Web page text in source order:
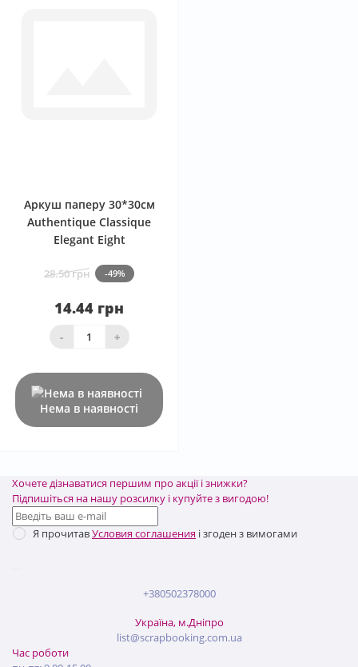
Аркуш паперу 30*30см
Authentique Classique
Elegant Eight
28.50 грн -49%
14.44 грн
- +
Нема в наявності
Хочете дізнаватися першим про акції і знижки?
Підпишіться на нашу розсилку і купуйте з вигодою!
Я прочитавУсловия соглашения і згоден з вимогами
+380502378000
Україна, м.Дніпро
list@scrapbooking.com.ua
Час роботи